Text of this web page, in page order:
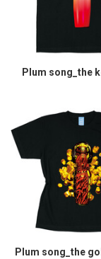
Plum song_the
Plum song_the